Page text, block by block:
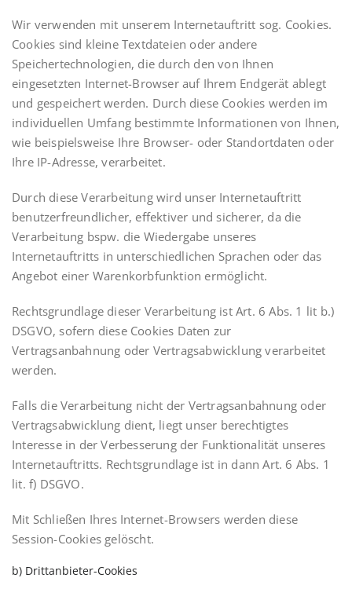
Wir verwenden mit unserem Internetauftritt sog. Cookies.
Cookies sind kleine Textdateien oder andere
Speichertechnologien, die durch den von Ihnen
eingesetzten Internet-Browser auf Ihrem Endgerät ablegt
und gespeichert werden. Durch diese Cookies werden im
individuellen Umfang bestimmte Informationen von Ihnen,
wie beispielsweise Ihre Browser- oder Standortdaten oder
Ihre IP-Adresse, verarbeitet.
Durch diese Verarbeitung wird unser Internetauftritt
benutzerfreundlicher, effektiver und sicherer, da die
Verarbeitung bspw. die Wiedergabe unseres
Internetauftritts in unterschiedlichen Sprachen oder das
Angebot einer Warenkorbfunktion ermöglicht.
Rechtsgrundlage dieser Verarbeitung ist Art. 6 Abs. 1 lit b.)
DSGVO, sofern diese Cookies Daten zur
Vertragsanbahnung oder Vertragsabwicklung verarbeitet
werden.
Falls die Verarbeitung nicht der Vertragsanbahnung oder
Vertragsabwicklung dient, liegt unser berechtigtes
Interesse in der Verbesserung der Funktionalität unseres
Internetauftritts. Rechtsgrundlage ist in dann Art. 6 Abs. 1
lit. f) DSGVO.
Mit Schließen Ihres Internet-Browsers werden diese
Session-Cookies gelöscht.
b) Drittanbieter-Cookies